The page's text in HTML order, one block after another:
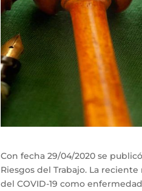
Con fecha 29/04/2020 se
Riesgos del Trabajo. La
del COVID-19 como